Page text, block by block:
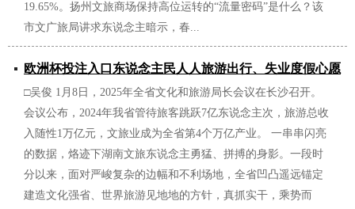
19.65%。扬州文旅商场保持高位运转的“流量密码”是什么？该
市文广旅局讲求东说念主暗示，春...
欧洲杯投注入口东说念主民人人旅游出行、失业度假心愿
强烈-欧洲杯下单平台(竞猜)股份有限公司
□吴俊 1月8日，2025年全省文化和旅游局长会议在长沙召开。
会议公布，2024年我省管待旅客跳跃7亿东说念主次，旅游总收
入随性1万亿元，文旅业成为全省第4个万亿产业。 一串串闪亮
的数据，烙迹下湖南文旅东说念主勇猛、拼搏的身影。一段时
分以来，面对严峻复杂的边幅和不利场地，全省凹凸遥远锚定
建造文化强省、世界旅游见地地的方针，真抓实干，乘势而